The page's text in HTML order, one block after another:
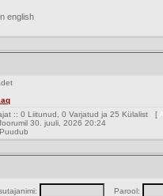
english
:: 0 Liitunud, 0 Varjatud ja 25 Külalist [
30. juuli, 2026 20:24
Parool: